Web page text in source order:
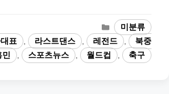
카
테
고
리
미분류
표 , 라스트댄스 , 레전드 ,
북중
민 , 스포츠뉴스 , 월드컵 , 축구